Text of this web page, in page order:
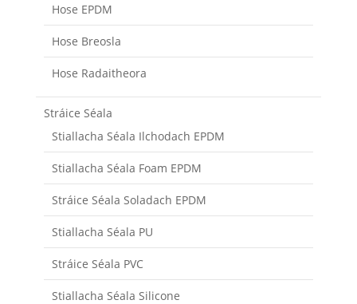
Hose EPDM
Hose Breosla
Hose Radaitheora
Stráice Séala
Stiallacha Séala Ilchodach EPDM
Stiallacha Séala Foam EPDM
Stráice Séala Soladach EPDM
Stiallacha Séala PU
Stráice Séala PVC
Stiallacha Séala Silicone